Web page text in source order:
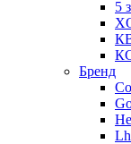
5
Бренд